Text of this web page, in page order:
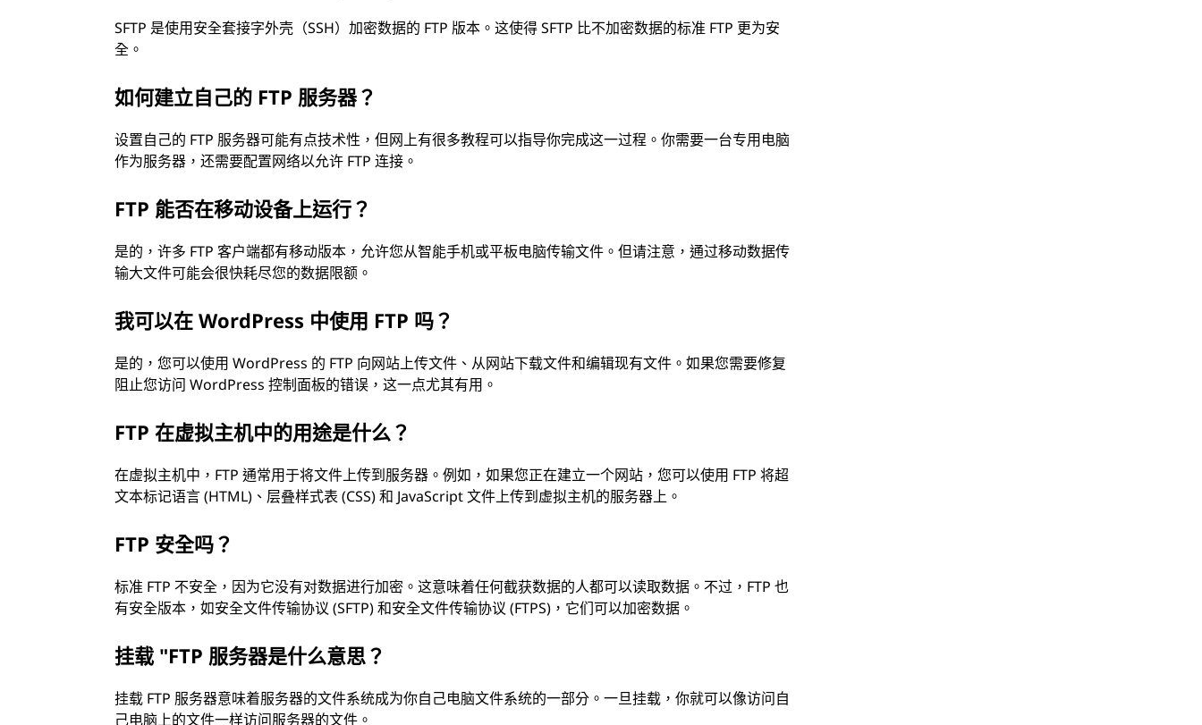
SFTP 是使用安全套接字外壳（SSH）加密数据的 FTP 版本。这使得 SFTP 比不加密数据的标准 FTP 更为安
全。
如何建立自己的 FTP 服务器？
设置自己的 FTP 服务器可能有点技术性，但网上有很多教程可以指导你完成这一过程。你需要一台专用电脑
作为服务器，还需要配置网络以允许 FTP 连接。
FTP 能否在移动设备上运行？
是的，许多 FTP 客户端都有移动版本，允许您从智能手机或平板电脑传输文件。但请注意，通过移动数据传
输大文件可能会很快耗尽您的数据限额。
我可以在 WordPress 中使用 FTP 吗？
是的，您可以使用 WordPress 的 FTP 向网站上传文件、从网站下载文件和编辑现有文件。如果您需要修复
阻止您访问 WordPress 控制面板的错误，这一点尤其有用。
FTP 在虚拟主机中的用途是什么？
在虚拟主机中，FTP 通常用于将文件上传到服务器。例如，如果您正在建立一个网站，您可以使用 FTP 将超
文本标记语言 (HTML)、层叠样式表 (CSS) 和 JavaScript 文件上传到虚拟主机的服务器上。
FTP 安全吗？
标准 FTP 不安全，因为它没有对数据进行加密。这意味着任何截获数据的人都可以读取数据。不过，FTP 也
有安全版本，如安全文件传输协议 (SFTP) 和安全文件传输协议 (FTPS)，它们可以加密数据。
挂载 "FTP 服务器是什么意思？
挂载 FTP 服务器意味着服务器的文件系统成为你自己电脑文件系统的一部分。一旦挂载，你就可以像访问自
己电脑上的文件一样访问服务器的文件。